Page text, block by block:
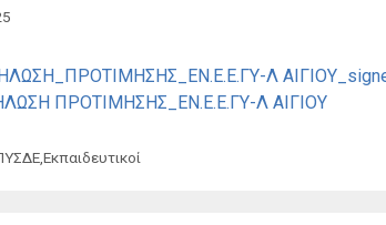
Λ
ΠΡΟΤΙΜΗΣΗΣ_ΕΝ.Ε.Ε.ΓΥ-Λ ΑΙΓΙΟΥ
,Εκπαιδευτικοί